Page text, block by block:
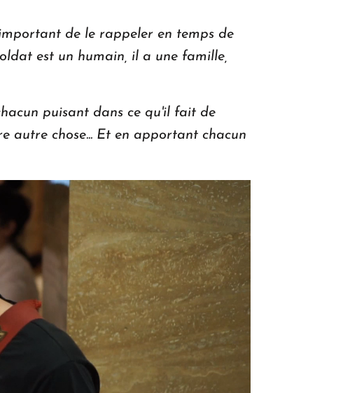
de le rappeler en temps de
est un humain, il a une famille,
puisant dans ce qu'il fait de
autre chose... Et en apportant chacun